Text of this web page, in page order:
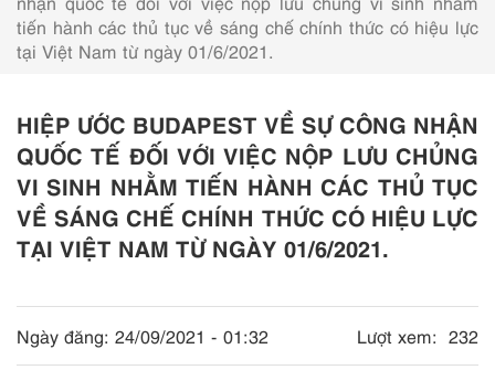
tiến hành các thủ tục về sáng chế chính thức có hiệu lực
tại Việt Nam từ ngày 01/6/2021.
HIỆP ƯỚC BUDAPEST VỀ SỰ CÔNG NHẬN
QUỐC TẾ ĐỐI VỚI VIỆC NỘP LƯU CHỦNG
VI SINH NHẰM TIẾN HÀNH CÁC THỦ TỤC
VỀ SÁNG CHẾ CHÍNH THỨC CÓ HIỆU LỰC
TẠI VIỆT NAM TỪ NGÀY 01/6/2021.
Ngày đăng: 24/09/2021 - 01:32 Lượt xem: 232